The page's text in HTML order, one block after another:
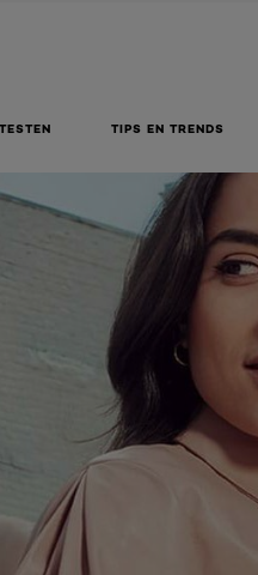
TIPS EN TRENDS